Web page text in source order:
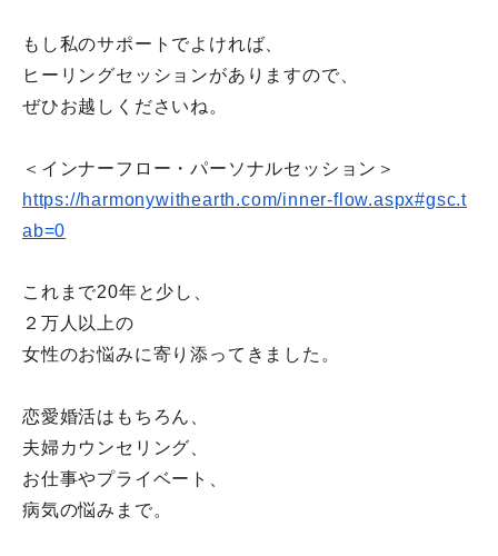
もし私のサポートでよければ、
ヒーリングセッションがありますので、
ぜひお越しくださいね。
＜インナーフロー・パーソナルセッション＞
https://harmonywithearth.com/inner-flow.aspx#gsc.t
ab=0
これまで20年と少し、
２万人以上の
女性のお悩みに寄り添ってきました。
恋愛婚活はもちろん、
夫婦カウンセリング、
お仕事やプライベート、
病気の悩みまで。